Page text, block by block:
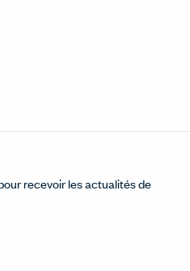
recevoir les actualités de